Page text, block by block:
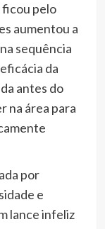
pelo
aumentou a
sequência
da
antes do
na área para
por
e
lance infeliz